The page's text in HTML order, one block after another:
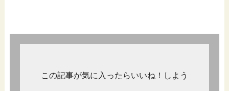
この記事が気に入ったらいいね！しよう